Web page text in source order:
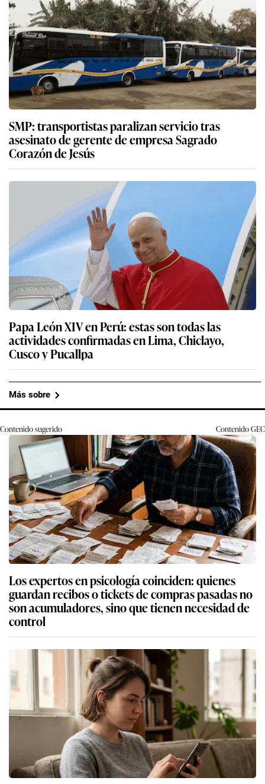
SMP: transportistas paralizan servicio tras
asesinato de gerente de empresa Sagrado
Corazón de Jesús
Papa León XIV en Perú: estas son todas las
actividades confirmadas en Lima, Chiclayo,
Cusco y Pucallpa
Más sobre
Contenido sugerido ContenidoGEC
Los expertos en psicología coinciden: quienes
guardan recibos o tickets de compras pasadas no
son acumuladores, sino que tienen necesidad de
control